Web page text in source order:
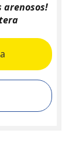
arenosos!